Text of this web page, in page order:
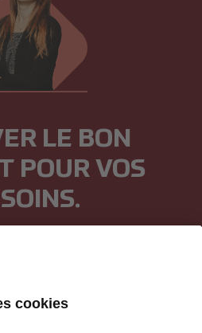
LE BON
POUR VOS